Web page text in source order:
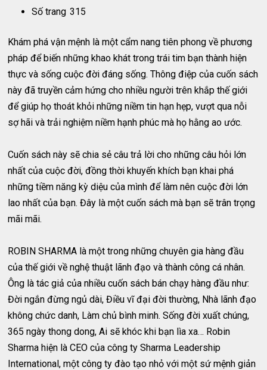
Số trang 315
Khám phá vận mệnh là một cẩm nang tiên phong về phương
pháp để biến những khao khát trong trái tim bạn thành hiện
thực và sống cuộc đời đáng sống. Thông điệp của cuốn sách
này đã truyền cảm hứng cho nhiều người trên khắp thế giới
để giúp họ thoát khỏi những niềm tin hạn hẹp, vượt qua nỗi
sợ hãi và trải nghiệm niềm hạnh phúc mà họ hằng ao ước.
Cuốn sách này sẽ chia sẻ câu trả lời cho những câu hỏi lớn
nhất của cuộc đời, đồng thời khuyến khích bạn khai phá
những tiềm năng kỳ diệu của mình để làm nên cuộc đời lớn
lao nhất của bạn. Đây là một cuốn sách mà bạn sẽ trân trọng
mãi mãi.
ROBIN SHARMA là một trong những chuyên gia hàng đầu
của thế giới về nghệ thuật lãnh đạo và thành công cá nhân.
Ông là tác giả của nhiều cuốn sách bán chạy hàng đầu như:
Đời ngắn đừng ngủ dài, Điều vĩ đại đời thường, Nhà lãnh đạo
không chức danh, Làm chủ bình minh. Sống đời xuất chúng,
365 ngày thong dong, Ai sẽ khóc khi bạn lìa xa… Robin
Sharma hiện là CEO của công ty Sharma Leadership
International, một công ty đào tạo nhỏ với một sứ mệnh giản